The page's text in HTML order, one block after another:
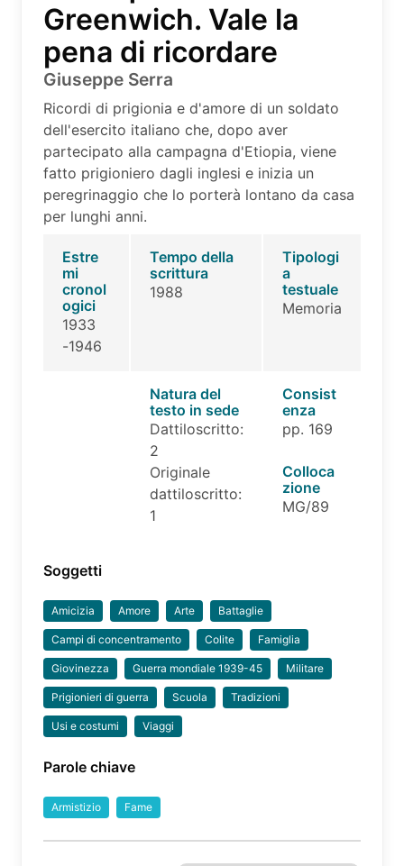
Greenwich. Vale la
pena di ricordare
Giuseppe Serra
Ricordi di prigionia e d'amore di un soldato
dell'esercito italiano che, dopo aver
partecipato alla campagna d'Etiopia, viene
fatto prigioniero dagli inglesi e inizia un
peregrinaggio che lo porterà lontano da casa
per lunghi anni.
Estre
mi
cronol
ogici
1933
-1946
Tempo della
scrittura
1988
Tipologi
a
testuale
Memoria
Natura del
testo in sede
Dattiloscritto:
2
Originale
dattiloscritto:
1
Consist
enza
pp. 169
Colloca
zione
MG/89
Soggetti
Amicizia Amore Arte Battaglie
Campi di concentramento Colite Famiglia
Giovinezza Guerra mondiale 1939-45 Militare
Prigionieri di guerra Scuola Tradizioni
Usi e costumi Viaggi
Parole chiave
Armistizio Fame